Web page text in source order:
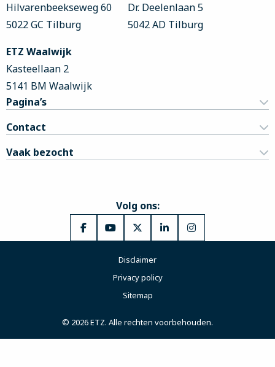
Hilvarenbeekseweg 60
5022 GC Tilburg
Dr. Deelenlaan 5
5042 AD Tilburg
ETZ Waalwijk
Kasteellaan 2
5141 BM Waalwijk
Pagina’s
Contact
Vaak bezocht
Volg ons:
Ga
Facebook
Ga
YouTube
Ga
X
Ga
Ga
Disclaimer
Privacy policy
Sitemap
© 2026 ETZ. Alle rechten voorbehouden.